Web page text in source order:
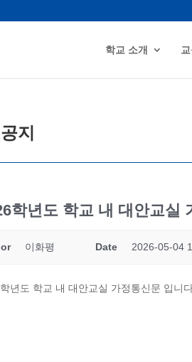
학교 소개
지
학년도 학교 내 대안교실
이화평 Date 2026-05-04
년도 학교 내 대안교실 가정통신문 입니